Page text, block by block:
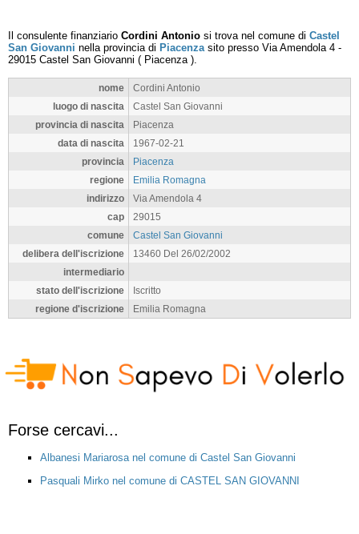
Il consulente finanziario Cordini Antonio si trova nel comune di Castel
San Giovanni nella provincia di Piacenzasito presso Via Amendola 4 -
29015 Castel San Giovanni ( Piacenza).
nome
Cordini Antonio
luogo di nascita
Castel San Giovanni
provincia di nascita
Piacenza
data di nascita
1967-02-21
provincia
Piacenza
regione
Emilia Romagna
indirizzo
Via Amendola 4
cap
29015
comune
Castel San Giovanni
delibera dell'iscrizione
13460 Del 26/02/2002
intermediario
stato dell'iscrizione
Iscritto
regione d'iscrizione
Emilia Romagna
Forse cercavi...
Albanesi Mariarosa nel comune di Castel San Giovanni
Pasquali Mirko nel comune di CASTEL SAN GIOVANNI